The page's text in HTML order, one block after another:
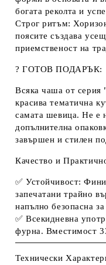
богата реколта и
Строг ритъм:
поясите създава
приемственост на
? ГОТОВ ПОДАРЪК:
Всяка чаша от серия
красива тематична
самата шевица. Не е
допълнителна
завършен и стилен
Качество и
✅Устойчивост:
запечатани трайно
напълно безопасна за
✅Всекидневна
фурна. Вместимост
Технически